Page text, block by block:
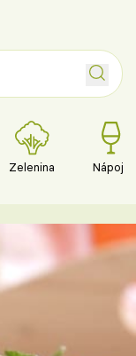
Zelenina Nápoje